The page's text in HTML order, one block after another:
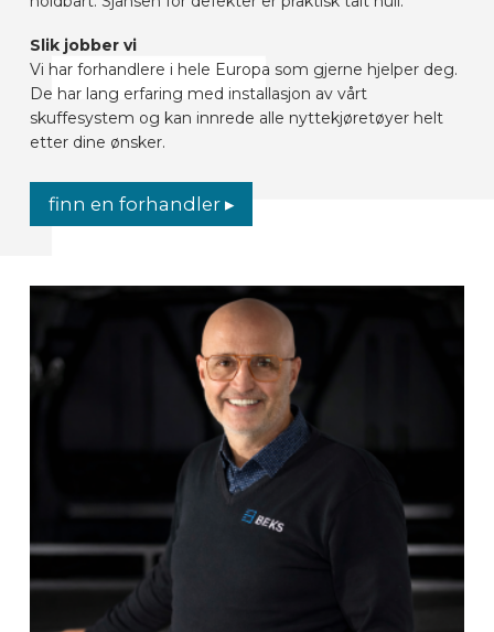
Slik jobber vi
Vi har forhandlere i hele Europa som gjerne hjelper deg.
De har lang erfaring med installasjon av vårt
skuffesystem og kan innrede alle nyttekjøretøyer helt
etter dine ønsker.
finn en forhandler ▸